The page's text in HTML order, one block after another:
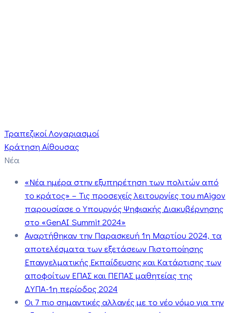
Τραπεζικοί Λογαριασμοί
Κράτηση Αίθουσας
Νέα
«Νέα ημέρα στην εξυπηρέτηση των πολιτών από
το κράτος» – Τις προσεχείς λειτουργίες του mAigov
παρουσίασε ο Υπουργός Ψηφιακής Διακυβέρνησης
στο «GenAI Summit 2024»
Αναρτήθηκαν την Παρασκευή 1η Μαρτίου 2024, τα
αποτελέσματα των εξετάσεων Πιστοποίησης
Επαγγελματικής Εκπαίδευσης και Κατάρτισης των
αποφοίτων ΕΠΑΣ και ΠΕΠΑΣ μαθητείας της
ΔΥΠΑ-1η περίοδος 2024
Οι 7 πιο σημαντικές αλλαγές με το νέο νόμο για την